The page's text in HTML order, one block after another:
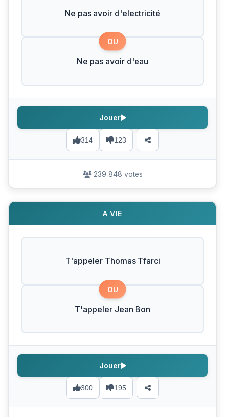
Ne pas avoir d'electricité
OU
Ne pas avoir d'eau
314 123
Jouer
239 848 votes
A VIE
T'appeler Thomas Tfarci
OU
T'appeler Jean Bon
300 195
Jouer